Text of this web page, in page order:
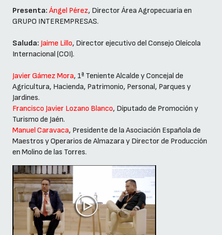
Presenta: Ángel Pérez, Director Área Agropecuaria en
GRUPO INTEREMPRESAS.
Saluda: Jaime Lillo, Director ejecutivo del Consejo Oleícola
Internacional (COI).
Javier Gámez Mora, 1ª Teniente Alcalde y Concejal de
Agricultura, Hacienda, Patrimonio, Personal, Parques y
Jardines.
Francisco Javier Lozano Blanco, Diputado de Promoción y
Turismo de Jaén.
Manuel Caravaca, Presidente de la Asociación Española de
Maestros y Operarios de Almazara y Director de Producción
en Molino de las Torres.